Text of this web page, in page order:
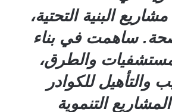
البنية التحتية،
ساهمت في بناء
والطرق،
والتأهيل للكوادر
التنموية